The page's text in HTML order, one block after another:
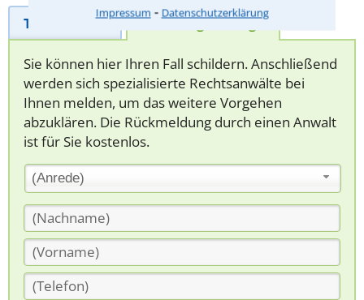
Impressum ⁃ Datenschutzerklärung
Telefonhilfe Beratungsanfrage
Sie können hier Ihren Fall schildern. Anschließend
werden sich spezialisierte Rechtsanwälte bei
Ihnen melden, um das weitere Vorgehen
abzuklären. Die Rückmeldung durch einen Anwalt
ist für Sie kostenlos.
(Anrede)